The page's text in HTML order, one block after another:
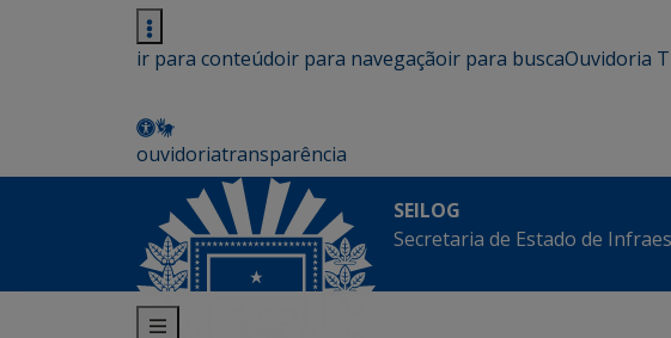
ir para conteúdoir para navegaçãoir para buscaOuvidoria
ouvidoriatransparência
SEILOG
Secretaria de Estado de